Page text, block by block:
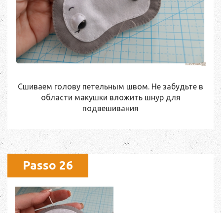
Сшиваем голову петельным швом. Не забудьте в
области макушки вложить шнур для
подвешивания
Passo 26